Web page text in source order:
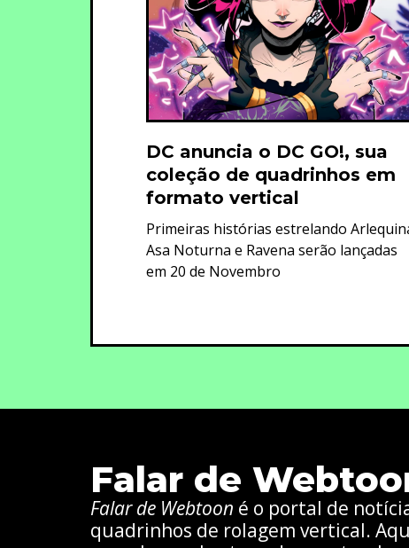
DC anuncia o DC GO!, sua
coleção de quadrinhos em
formato vertical
Primeiras histórias estrelando
Asa Noturna e Ravena serão lançadas
em 20 de Novembro
Falar de
Falar de Webtoon é o portal de
quadrinhos de rolagem vertical.